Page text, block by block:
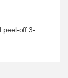
peel-off 3-